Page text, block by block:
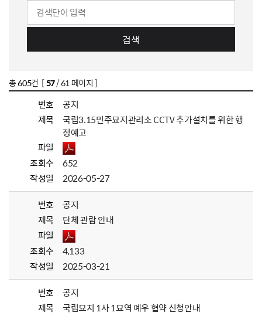
검색
총605건 [57/ 61 페이지 ]
번호
공지
제목
국립3.15민주묘지관리소 CCTV 추가설치를 위한 행
정예고
파일
조회수
652
작성일
2026-05-27
번호
공지
제목
단체 관람 안내
파일
조회수
4,133
작성일
2025-03-21
번호
공지
제목
국립묘지 1사 1묘역 예우 협약 신청안내